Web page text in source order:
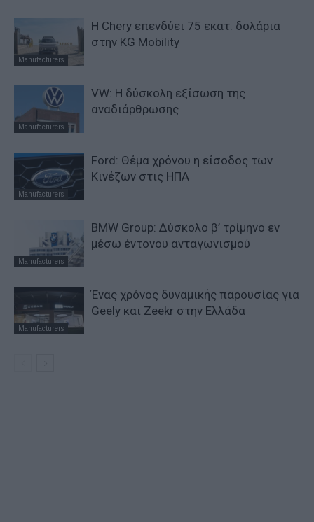
Manufacturers
Η Chery επενδύει 75 εκατ. δολάρια
στην KG Mobility
Manufacturers
VW: Η δύσκολη εξίσωση της
αναδιάρθρωσης
Manufacturers
Ford: Θέμα χρόνου η είσοδος των
Κινέζων στις ΗΠΑ
Manufacturers
BMW Group: Δύσκολο β’ τρίμηνο εν
μέσω έντονου ανταγωνισμού
Manufacturers
Ένας χρόνος δυναμικής παρουσίας για
Geely και Zeekr στην Ελλάδα